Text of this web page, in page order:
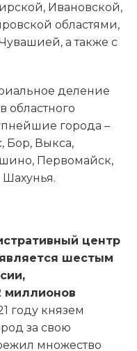
Ивановской,
областями,
а также с
деление
областного
города –
Бор, Выкса,
Первомайск,
центр
шестым
миллионов
году князем
за свою
множество